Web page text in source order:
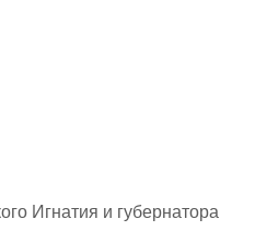
Игнатия и губернатора